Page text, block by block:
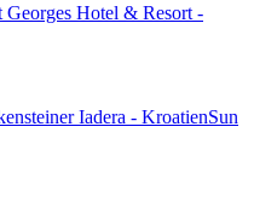
Georges Hotel & Resort -
Iadera - KroatienSun